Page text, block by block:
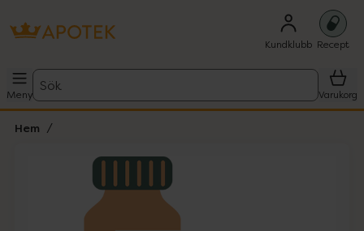
Kundklubb Recept
Meny
Sök
Varukorg
Hem
Lista: . Innehåller 1 objekt.